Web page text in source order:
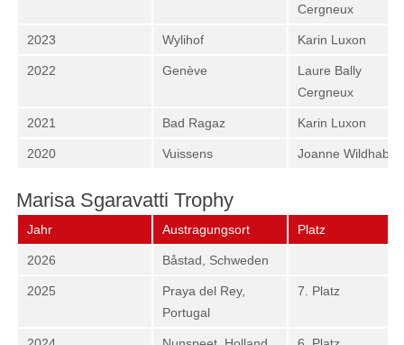
Cergneux
2023 Wylihof Karin Luxon
2022 Genève
Laure Bally
Cergneux
2021 Bad Ragaz Karin Luxon
2020 Vuissens Joanne Wildhaber
Marisa Sgaravatti Trophy
Jahr Austragungsort Platz
2026 Båstad, Schweden
2025
Praya del Rey,
Portugal
7. Platz